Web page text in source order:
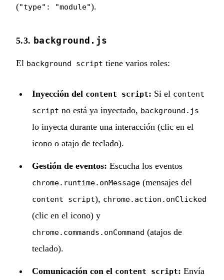
("type": "module").
5.3. background.js
El background script tiene varios roles:
Inyección del content script: Si el content
script no está ya inyectado, background.js
lo inyecta durante una interacción (clic en el
icono o atajo de teclado).
Gestión de eventos: Escucha los eventos
chrome.runtime.onMessage (mensajes del
content script), chrome.action.onClicked
(clic en el icono) y
chrome.commands.onCommand (atajos de
teclado).
Comunicación con el content script: Envía